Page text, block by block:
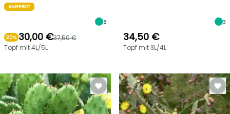
ANGEBOT
8
20% 30,00 €37,50 €
Topf mit 4L/5L
3
34,50 €
Topf mit 3L/4L